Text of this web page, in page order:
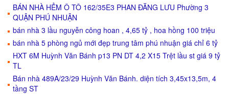
BÁN NHÀ HẺM Ô TÔ 162/35E3 PHAN ĐĂNG LƯU Phường 3
QUẬN PHÚ NHUẬN
bán nhà 3 lầu nguyễn công hoan , 4,65 tỷ , hoa hồng 100 triệu
bán nhà 5 phòng ngủ mới đẹp trung tâm phú nhuận giá chỉ 6 tỷ
HXT 6M Huỳnh Văn Bánh p13 PN DT 4,2 X15 Trệt lầu st giá 9 tỷ
TL
Bán nhà 489A/23/29 Huỳnh Văn Bánh. diện tích 3,45x13,5m, 4
tầng ST